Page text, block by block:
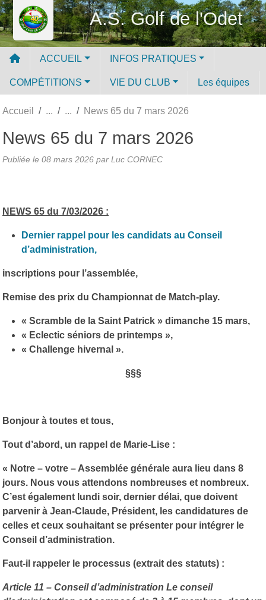
A.S. Golf de l'Odet
ACCUEIL INFOS PRATIQUES
COMPÉTITIONS VIE DU CLUB Les équipes
Accueil News 65 du 7 mars 2026
News 65 du 7 mars 2026
Publiée le 08 mars 2026 par Luc CORNEC
NEWS 65 du 7/03/2026 :
Dernier rappel pour les candidats au Conseil
d’administration,
inscriptions pour l’assemblée,
Remise des prix du Championnat de Match-play.
« Scramble de la Saint Patrick » dimanche 15 mars,
« Eclectic séniors de printemps »,
« Challenge hivernal ».
§§§
Bonjour à toutes et tous,
Tout d’abord, un rappel de Marie-Lise :
« Notre – votre – Assemblée générale aura lieu dans 8
jours. Nous vous attendons nombreuses et nombreux.
C’est également lundi soir, dernier délai, que doivent
parvenir à Jean-Claude, Président, les candidatures de
celles et ceux souhaitant se présenter pour intégrer le
Conseil d’administration.
Faut-il rappeler le processus (extrait des statuts) :
Article 11 – Conseil d’administration Le conseil
Panneau de gestion des cookies